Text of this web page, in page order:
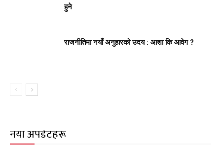
हुने
राजनीतिमा नयाँ अनुहारको उदय : आशा कि आवेग ?
नयाँ अपडेटहरू